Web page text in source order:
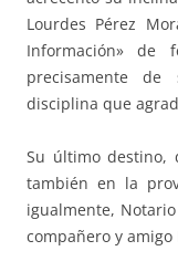
Lourdes Pérez
Información» de
precisamente de
disciplina que
Su último destino,
también en la
igualmente,
compañero y amigo